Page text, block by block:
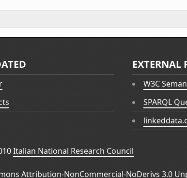
EXTERNAL
W3C
SPARQL
Italian National Research Council
Attribution-NonCommercial-NoDerivs 3.0